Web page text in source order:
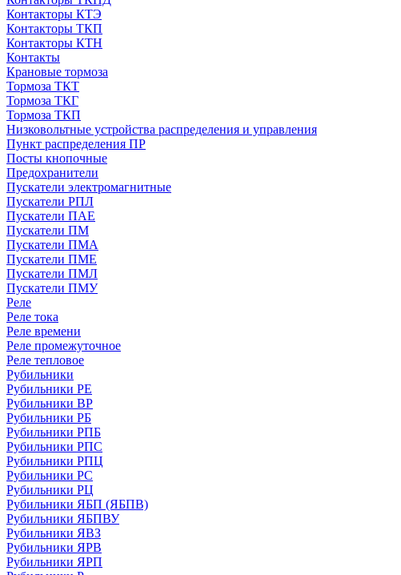
Контакторы КТЭ
Контакторы ТКП
Контакторы КТН
Контакты
Крановые тормоза
Тормоза ТКТ
Тормоза ТКГ
Тормоза ТКП
Низковольтные устройства распределения и управления
Пункт распределения ПР
Посты кнопочные
Предохранители
Пускатели электромагнитные
Пускатели РПЛ
Пускатели ПАЕ
Пускатели ПМ
Пускатели ПМА
Пускатели ПМЕ
Пускатели ПМЛ
Пускатели ПМУ
Реле
Реле тока
Реле времени
Реле промежуточное
Реле тепловое
Рубильники
Рубильники РЕ
Рубильники ВР
Рубильники РБ
Рубильники РПБ
Рубильники РПС
Рубильники РПЦ
Рубильники РС
Рубильники РЦ
Рубильники ЯБП (ЯБПВ)
Рубильники ЯБПВУ
Рубильники ЯВЗ
Рубильники ЯРВ
Рубильники ЯРП